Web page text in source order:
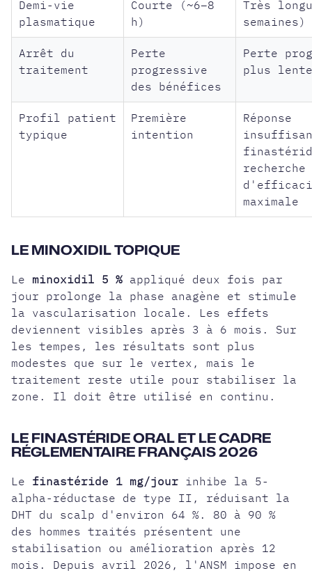
Demi-vie
plasmatique
Courte (~6–8
h)
Très
semaines)
Arrêt du
traitement
Perte
progressive
des bénéfices
Perte
plus
Profil patient
typique
Première
intention
Réponse
recherche
maximale
LE MINOXIDIL TOPIQUE
Le minoxidil 5 % appliqué deux fois par
jour prolonge la phase anagène et stimule
la vascularisation locale. Les effets
deviennent visibles après 3 à 6 mois. Sur
les tempes, les résultats sont plus
modestes que sur le vertex, mais le
traitement reste utile pour stabiliser la
zone. Il doit être utilisé en continu.
LE FINASTÉRIDE ORAL ET LE CADRE
RÉGLEMENTAIRE FRANÇAIS 2026
Le finastéride 1 mg/jour inhibe la 5-
alpha-réductase de type II, réduisant la
DHT du scalp d'environ 64 %. 80 à 90 %
des hommes traités présentent une
stabilisation ou amélioration après 12
mois. Depuis avril 2026, l'ANSM impose en